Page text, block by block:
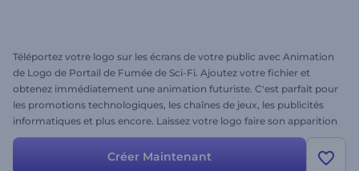
Téléportez votre logo sur les écrans de votre public avec Animation
de Logo de Portail de Fumée de Sci-Fi. Ajoutez votre fichier et
obtenez immédiatement une animation futuriste. C'est parfait pour
les promotions technologiques, les chaînes de jeux, les publicités
informatiques et plus encore. Laissez votre logo faire son apparition
électrique à partir d'une passerelle quantique. Essayez cette
animation de logo aujourd'hui!Créer Maintenant